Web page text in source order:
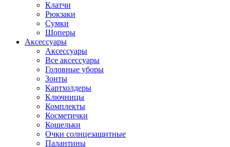
Клатчи
Рюкзаки
Сумки
Шоперы
Аксессуары
Аксессуары
Все аксессуары
Головные уборы
Зонты
Картхолдеры
Ключницы
Комплекты
Косметички
Кошельки
Очки солнцезащитные
Палантины